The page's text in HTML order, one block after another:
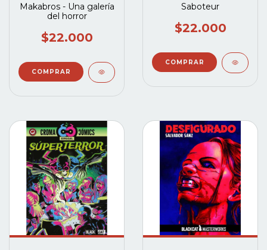
Makabros - Una galería
del horror
$22.000
Saboteur
$22.000